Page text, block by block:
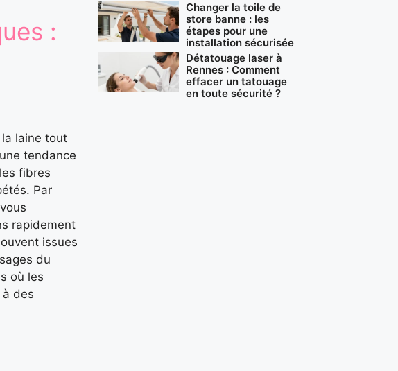
:
laine tout
tendance
fibres
Par
rapidement
issues
du
où les
des
Changer la toile de
store banne : les
étapes pour une
installation sécurisée
Détatouage laser à
Rennes : Comment
effacer un tatouage
en toute sécurité ?